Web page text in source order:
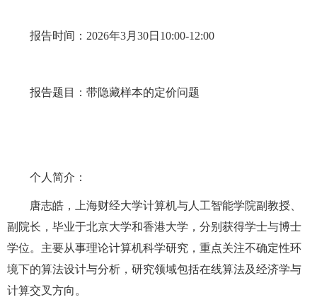
报告时间： 2026年3月 30日 10:00-1 2:00
报告题目： 带隐藏样本的定价问题
个人简介：
唐志皓，上海财经大学计算机与人工智能学院副教授、
副院长，毕业于北京大学和香港大学，分别获得学士与博士
学位。主要从事理论计算机科学研究，重点关注不确定性环
境下的算法设计与分析，研究领域包括在线算法及经济学与
计算交叉方向。